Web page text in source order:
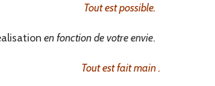
Tout est possible.
en fonction de votre envie.
Tout est fait main .